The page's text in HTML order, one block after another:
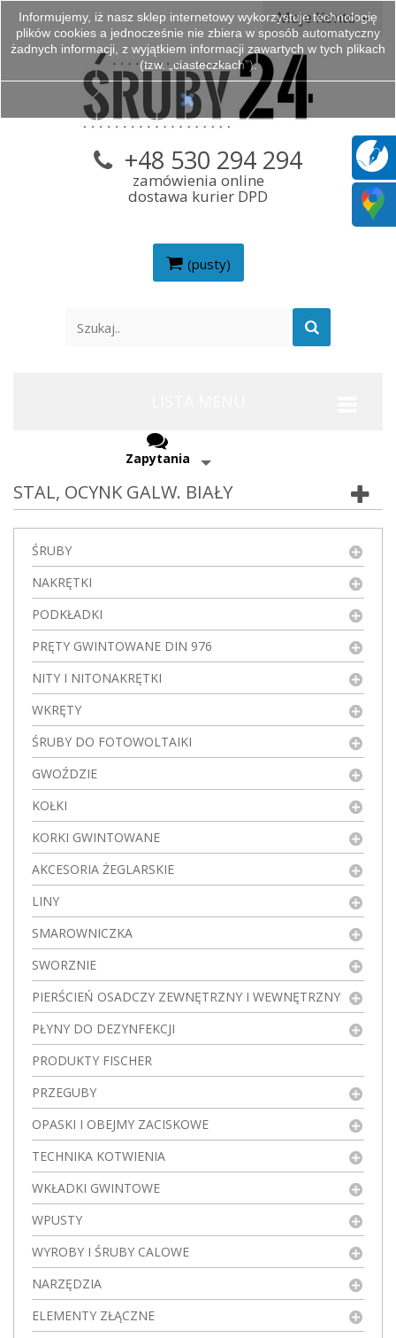
Moje Konto
(pusty)
+48 530 294 294
zamówienia online
dostawa kurier DPD
Zapytania
STAL, OCYNK GALW. BIAŁY
ŚRUBY
NAKRĘTKI
PODKŁADKI
PRĘTY GWINTOWANE DIN 976
NITY I NITONAKRĘTKI
WKRĘTY
ŚRUBY DO FOTOWOLTAIKI
GWOŹDZIE
KOŁKI
KORKI GWINTOWANE
AKCESORIA ŻEGLARSKIE
LINY
SMAROWNICZKA
SWORZNIE
PIERŚCIEŃ OSADCZY ZEWNĘTRZNY I WEWNĘTRZNY
PŁYNY DO DEZYNFEKCJI
PRODUKTY FISCHER
PRZEGUBY
OPASKI I OBEJMY ZACISKOWE
TECHNIKA KOTWIENIA
WKŁADKI GWINTOWE
WPUSTY
WYROBY I ŚRUBY CALOWE
NARZĘDZIA
ELEMENTY ZŁĄCZNE
Informujemy, iż nasz sklep internetowy wykorzystuje technologię
plików cookies a jednocześnie nie zbiera w sposób automatyczny
żadnych informacji, z wyjątkiem informacji zawartych w tych plikach
(tzw. „ciasteczkach”).